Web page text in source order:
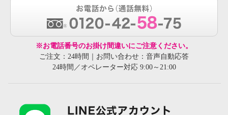
※お電話番号のお掛け間違いにご注意ください。
ご注文：24時間｜お問い合わせ：音声自動応答
24時間／オペレーター対応 9:00～21:00